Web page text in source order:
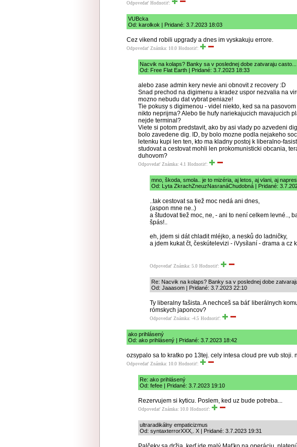
Odpovedať Hodnotiť:
VUBcka
Od: karolkok | Pridané: 3.7.2023 18:03
Cez vikend robili upgrady a dnes im vyskakuju errore.
Odpovedať Známka: 10.0 Hodnotiť:
Nacvik na kolaps? Banky sa v poslednej dobe zatvaraju casto...
Od: Free Flat Earth | Pridané: 3.7.2023 18:33
alebo zase admin kery nevie ani obnovit z recovery :D
Snad prechod na digimenu a kradez uspor nezvalia na
mozno nebudu dat vybrat peniaze!
Tie pokusy s digimenou - videl niekto, ked sa na
nikto neprijma? Alebo tie hufy nariekajucich mavajucich
nejde terminal?
Viete si potom predstavit, ako by asi vlady po azvedeni
bolo zavedene dig. ID, by bolo mozne podla nejakeho
letenku kupi len ten, kto ma kladny postoj k liberalno-
studovat a cestovat mohli len prokomunisticki obcania,
duhovom?
Odpovedať Známka: 4.1 Hodnotiť:
mno, škoda, smola.. je to mizéria, aj letos, aj vlani, aj
Od: Lyta ZkrachZneuzNasranáChudobná | Pridané:
..tak cestovat sa tiež moc nedá ani dnes,
(aspon mne ne..)
a študovat tiež moc, ne, - ani to není celkem levné..,
špás!..
eh, jdem si dát chladit mléjko, a nesků do ladničky,
a jdem kukat čt, českútelevizi - iVysílaní - drama a cz
Odpovedať Známka: 5.0 Hodnotiť:
Re: Nacvik na kolaps? Banky sa v poslednej dobe
Od: Jaaasom | Pridané: 3.7.2023 22:10
Ty liberalny fašista. A nechceš sa báť liberálnych
rómskych japoncov?
Odpovedať Známka: -4.5 Hodnotiť:
ako prihlásený
Od: ako prihlásený | Pridané: 3.7.2023 18:42
ozsypalo sa to kratko po 13tej. cely intesa cloud pre vub stoji.
Odpovedať Známka: 10.0 Hodnotiť:
Re: ako prihlásený
Od: fefee | Pridané: 3.7.2023 19:10
Rezervujem si kyticu. Poslem, ked uz bude potreba...
Odpovedať Známka: 10.0 Hodnotiť:
ultraradikálny empaticizmus
Od: syntaxterrorXXX,. X | Pridané: 3.7.2023 19:31